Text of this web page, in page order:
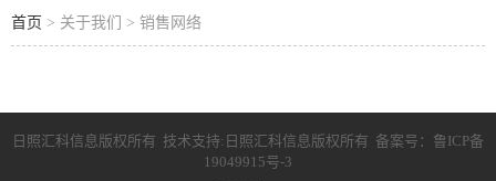
首页 > 关于我们 > 销售网络
日照汇科信息版权所有 技术支持:日照汇科信息版权所有 备案号： 鲁ICP备
19049915号-3